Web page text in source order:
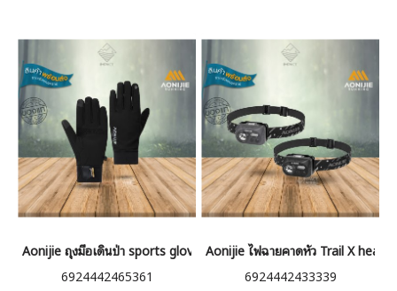
Aonijie ถุงมือเดินป่า sports gloves
6924442465361
Aonijie ไฟฉายคาดหัว Trail X
6924442433339